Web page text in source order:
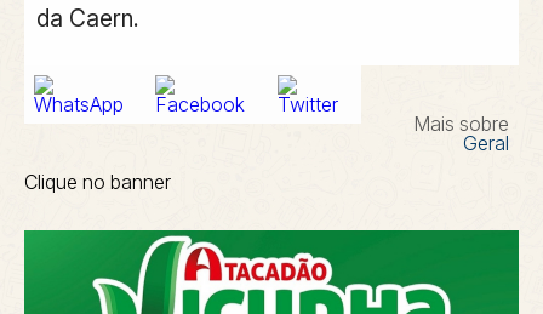
da Caern.
Mais sobre
Geral
Clique no banner